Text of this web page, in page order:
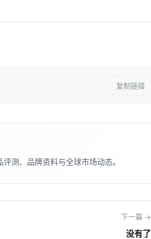
复制链接
测、品牌资料与全球市场动态。
下一篇 →
没有了